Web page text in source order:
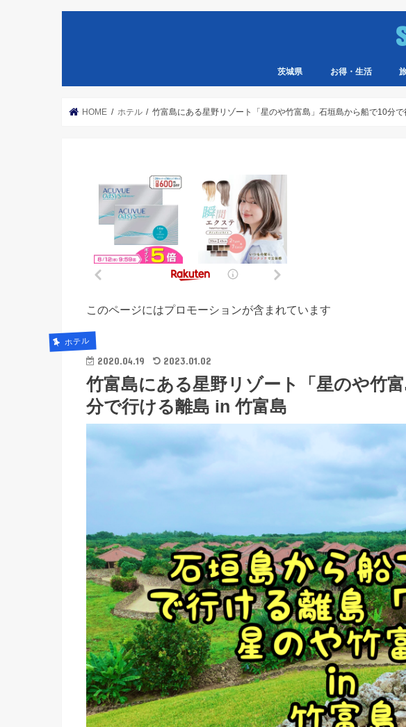
茨城県 お得・生活
HOME ホテル 竹富島にある星野リゾート「星のや竹富島」石垣島から船で10分
このページにはプロモーションが含まれています
ホテル
2020.04.19 2023.01.02
竹富島にある星野リゾート「星のや竹
分で行ける離島 in 竹富島